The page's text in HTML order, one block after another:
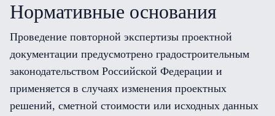
Нормативные основания
Проведение повторной экспертизы проектной
документации предусмотрено градостроительным
законодательством Российской Федерации и
применяется в случаях изменения проектных
решений, сметной стоимости или исходных данных